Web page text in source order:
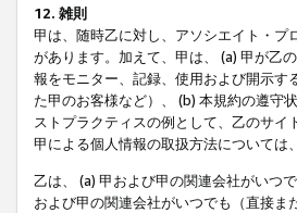
12. 雑則
甲は、随時乙に対し、アソシエイト・プ
があります。加えて、甲は、 (a) 甲が乙
報をモニター、記録、使用および開示
た甲のお客様など）、 (b) 本規約の遵守
ストプラクティスの例として、乙のサ
甲による個人情報の取扱方法については、
乙は、 (a) 甲および甲の関連会社がいつ
および甲の関連会社がいつでも（直接